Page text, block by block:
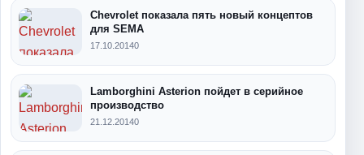
Chevrolet показала пять новый концептов
для SEMA
17.10.20140
Lamborghini Asterion пойдет в серийное
производство
21.12.20140